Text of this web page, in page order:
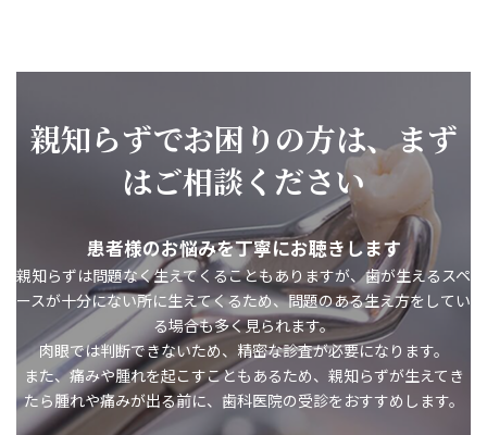
親知らずでお困りの方は、まず
はご相談ください
患者様のお悩みを丁寧にお聴きします
親知らずは問題なく生えてくることもありますが、歯が生えるスペ
ースが十分にない所に生えてくるため、問題のある生え方をしてい
る場合も多く見られます。
肉眼では判断できないため、精密な診査が必要になります。
また、痛みや腫れを起こすこともあるため、親知らずが生えてき
たら腫れや痛みが出る前に、歯科医院の受診をおすすめします。